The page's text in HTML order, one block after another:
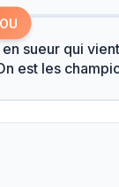
OU
sueur qui
est les